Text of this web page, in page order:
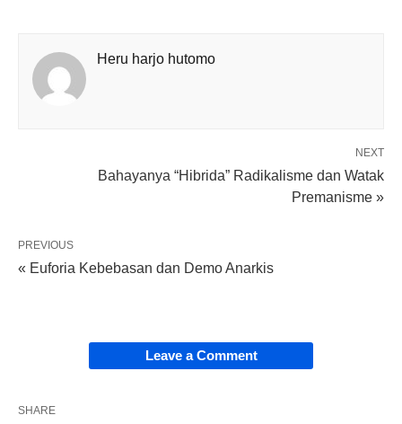
Heru harjo hutomo
NEXT
Bahayanya “Hibrida” Radikalisme dan Watak
Premanisme »
PREVIOUS
« Euforia Kebebasan dan Demo Anarkis
Leave a Comment
SHARE